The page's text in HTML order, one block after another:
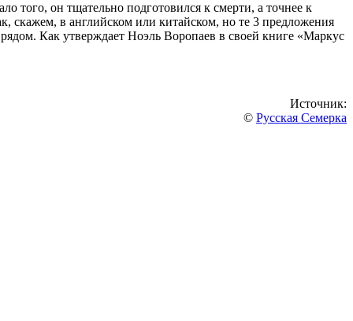
того, он тщательно подготовился к смерти, а точнее к
скажем, в английском или китайском, но те 3 предложения
Как утверждает Ноэль Воропаев в своей книге «Маркус
Источник:
© Русская Семерка